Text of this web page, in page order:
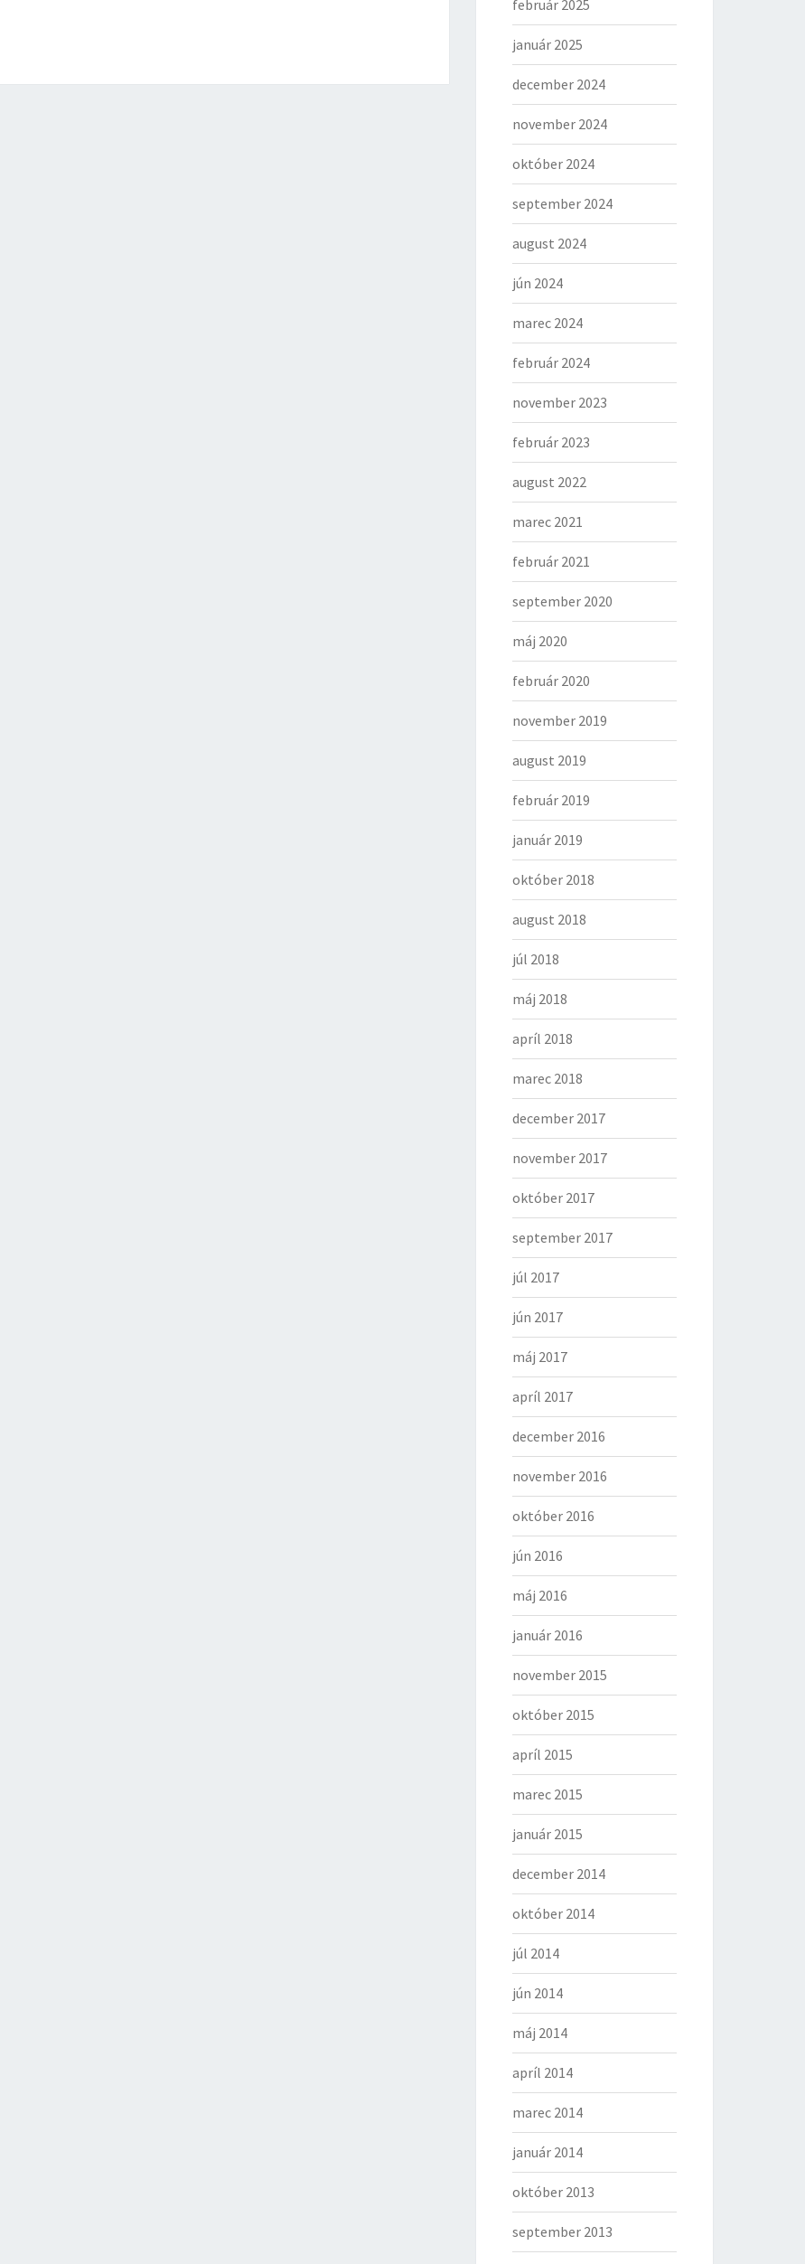
február 2025
január 2025
december 2024
november 2024
október 2024
september 2024
august 2024
jún 2024
marec 2024
február 2024
november 2023
február 2023
august 2022
marec 2021
február 2021
september 2020
máj 2020
február 2020
november 2019
august 2019
február 2019
január 2019
október 2018
august 2018
júl 2018
máj 2018
apríl 2018
marec 2018
december 2017
november 2017
október 2017
september 2017
júl 2017
jún 2017
máj 2017
apríl 2017
december 2016
november 2016
október 2016
jún 2016
máj 2016
január 2016
november 2015
október 2015
apríl 2015
marec 2015
január 2015
december 2014
október 2014
júl 2014
jún 2014
máj 2014
apríl 2014
marec 2014
január 2014
október 2013
september 2013